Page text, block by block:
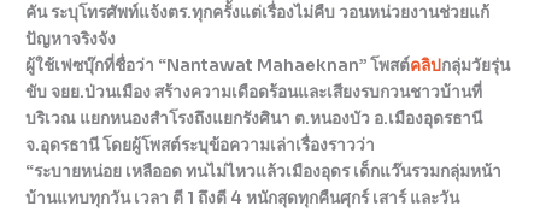
คัน ระบุโทรศัพท์แจ้งตร.ทุกครั้งแต่เรื่องไม่คืบ วอนหน่วยงานช่วยแก้
ปัญหาจริงจัง
ผู้ใช้เฟซบุ๊กที่ชื่อว่า “Nantawat Mahaeknan” โพสต์คลิปกลุ่มวัยรุ่น
ขับ จยย.ป่วนเมือง สร้างความเดือดร้อนและเสียงรบกวนชาวบ้านที่
บริเวณ แยกหนองสำโรงถึงแยกรังศินา ต.หนองบัว อ.เมืองอุดรธานี
จ.อุดรธานี โดยผู้โพสต์ระบุข้อความเล่าเรื่องราวว่า
“ระบายหน่อย เหลืออด ทนไม่ไหวแล้วเมืองอุดร เด็กแว๊นรวมกลุ่มหน้า
บ้านแทบทุกวัน เวลา ตี 1 ถึงตี 4 หนักสุดทุกคืนศุกร์ เสาร์ และวัน